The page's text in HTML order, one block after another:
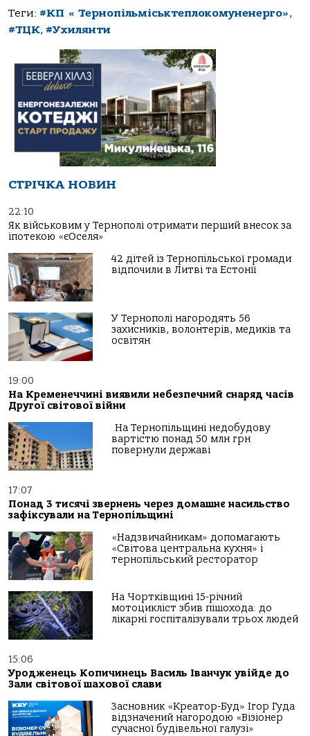
Теги: #КП « Тернопільміськтеплокомуненерго»,
#ТЦК, #Ухилянти
СТРІЧКА НОВИН
22:10
Як військовим у Тернополі отримати перший внесок за
іпотекою «єОселя»
42 дітей із Тернопільської громади
відпочили в Литві та Естонії
У Тернополі нагородять 56
захисників, волонтерів, медиків та
освітян
19:00
На Кременеччині виявили небезпечний снаряд часів
Другої світової війни
На Тернопільщині недобудову
вартістю понад 50 млн грн
повернули державі
17:07
Понад 3 тисячі звернень через домашнє насильство
зафіксували на Тернопільщині
«Надзвичайникам» допомагають
«Світова центральна кухня» і
тернопільський ресторатор
На Чортківщині 15-річний
мотоцикліст збив пішохода: до
лікарні госпіталізували трьох людей
15:06
Уродженець Копичинець Василь Іванчук увійде до
Зали світової шахової слави
Засновник «Креатор-Буд» Ігор Гуда
відзначений нагородою «Візіонер
сучасної будівельної галузі»